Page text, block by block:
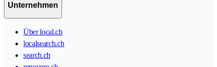
Unternehmen
Über local.ch
localsearch.ch
search.ch